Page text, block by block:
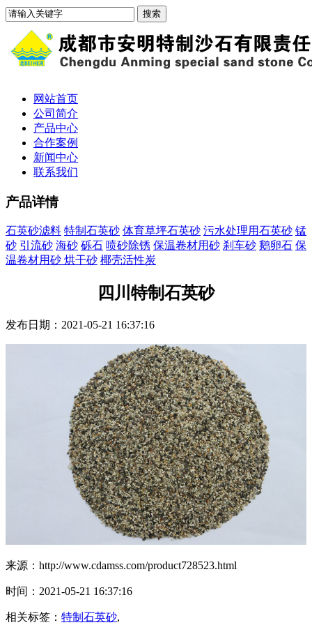
网站首页
公司简介
产品中心
合作案例
新闻中心
联系我们
产品详情
石英砂滤料 特制石英砂 体育草坪石英砂 污水处理用石英砂 锰
砂 引流砂 海砂 砾石 喷砂除锈 保温卷材用砂 刹车砂 鹅卵石 保
温卷材用砂 烘干砂 椰壳活性炭
四川特制石英砂
发布日期：2021-05-21 16:37:16
来源：http://www.cdamss.com/product728523.html
时间：2021-05-21 16:37:16
相关标签： 特制石英砂,